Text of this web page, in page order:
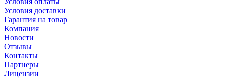
Условия доставки
Гарантия на товар
Компания
Новости
Отзывы
Контакты
Партнеры
Лицензии